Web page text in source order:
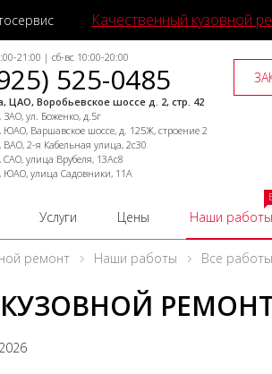
Качественный кузовной
21:00 | сб-вс 10:00-20:00
525-0485
ЦАО, Воробьевское шоссе д. 2, стр. 42
ЗАО, ул. Боженко, д.5г
ЮАО, Варшавское шоссе, д. 125Ж, строение 2
ВАО, 2-я Кабельная улица, 2с30
САО, улица Врубеля, 13Ас8
ЮАО, улица Садовники, 11А
Услуги Цены Наши работы
ремонт Наши работы Все работы
КУЗОВНОЙ РЕМОНТ